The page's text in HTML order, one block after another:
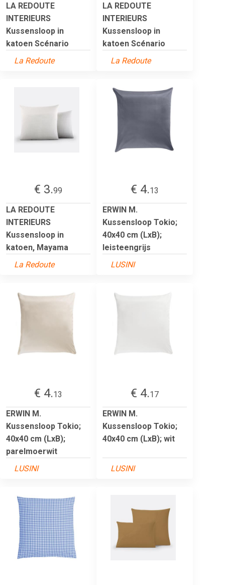
LA REDOUTE
INTERIEURS
Kussensloop in
katoen Scénario
La Redoute
LA REDOUTE
INTERIEURS
Kussensloop in
katoen Scénario
La Redoute
€ 3.99
LA REDOUTE
INTERIEURS
Kussensloop in
katoen, Mayama
La Redoute
€ 4.13
ERWIN M.
Kussensloop Tokio;
40x40 cm (LxB);
leisteengrijs
LUSINI
€ 4.13
ERWIN M.
Kussensloop Tokio;
40x40 cm (LxB);
parelmoerwit
LUSINI
€ 4.17
ERWIN M.
Kussensloop Tokio;
40x40 cm (LxB); wit
LUSINI